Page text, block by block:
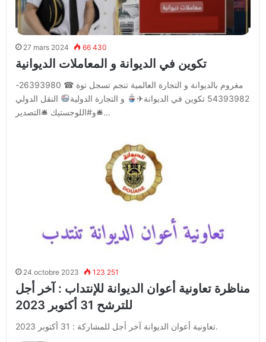
27 mars 2024 66 430
تكوين في الديوانة و المعاملات الديوانية
مغروم بالديوانة و التجارة العالمية تنجم تسجل توة ☎ 26393980-
54393982 تكوين في الديوانة✈
و التجارة الدولية
النقل الدولي
🛎و#اللوجستيك 🛎التصدير…
24 octobre 2023 123 251
مناظرة تعاونية أعوان الديوانة للإنتداب : آخر أجل
للترشح 31 أكتوبر 2023
تعاونية أعوان الديوانة آخر أجل للمشاركة : 31 أكتوبر 2023.